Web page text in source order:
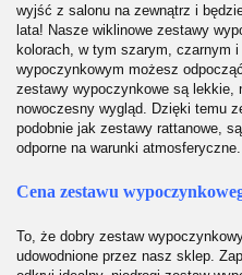
wyjść z salonu na zewnątrz i
lata! Nasze wiklinowe zestawy
kolorach, w tym szarym, czarnym
wypoczynkowym możesz
zestawy wypoczynkowe są lekkie,
nowoczesny wygląd. Dzięki temu
podobnie jak zestawy rattanowe,
odporne na warunki atmosferyczne.
Cena zestawu
To, że dobry zestaw
udowodnione przez nasz sklep.